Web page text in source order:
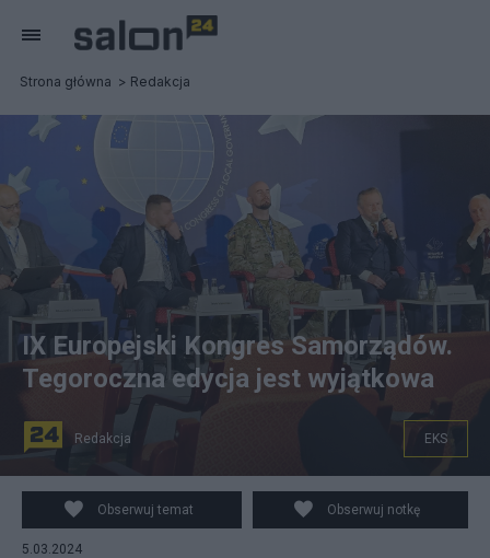
Strona główna Redakcja
na zdjęciu: panel Dlaczego Rosja nie wygrała wojny w
Ukrainie?", który prowadził właściciel Salon24.pl red.
Sławomir Jastrzębowski. fot. Salon24.pl ©
IX Europejski Kongres Samorządów.
Tegoroczna edycja jest wyjątkowa
Redakcja EKS
Obserwuj temat Obserwuj notkę
5.03.2024